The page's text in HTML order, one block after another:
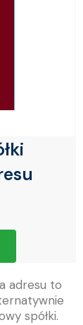
adresu to
spółki.